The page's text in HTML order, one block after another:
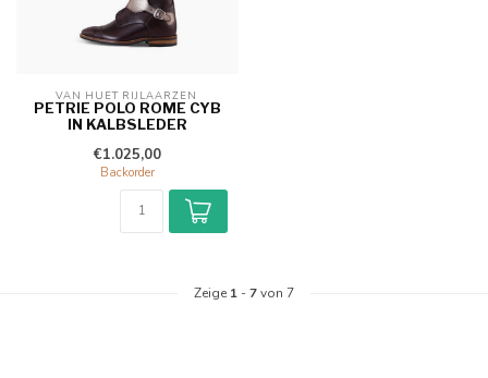
VAN HUET RIJLAARZEN
PETRIE POLO ROME CYB
IN KALBSLEDER
€1.025,00
Backorder
Zeige 1 -7von 7